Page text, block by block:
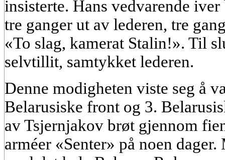
insisterte. Hans vedvarende
tre ganger ut av lederen, tre
«To slag, kamerat Stalin!». Til
selvtillit, samtykket lederen.
Denne modigheten viste seg å
Belarusiske front og 3.
av Tsjernjakov brøt gjennom
arméer «Senter» på noen